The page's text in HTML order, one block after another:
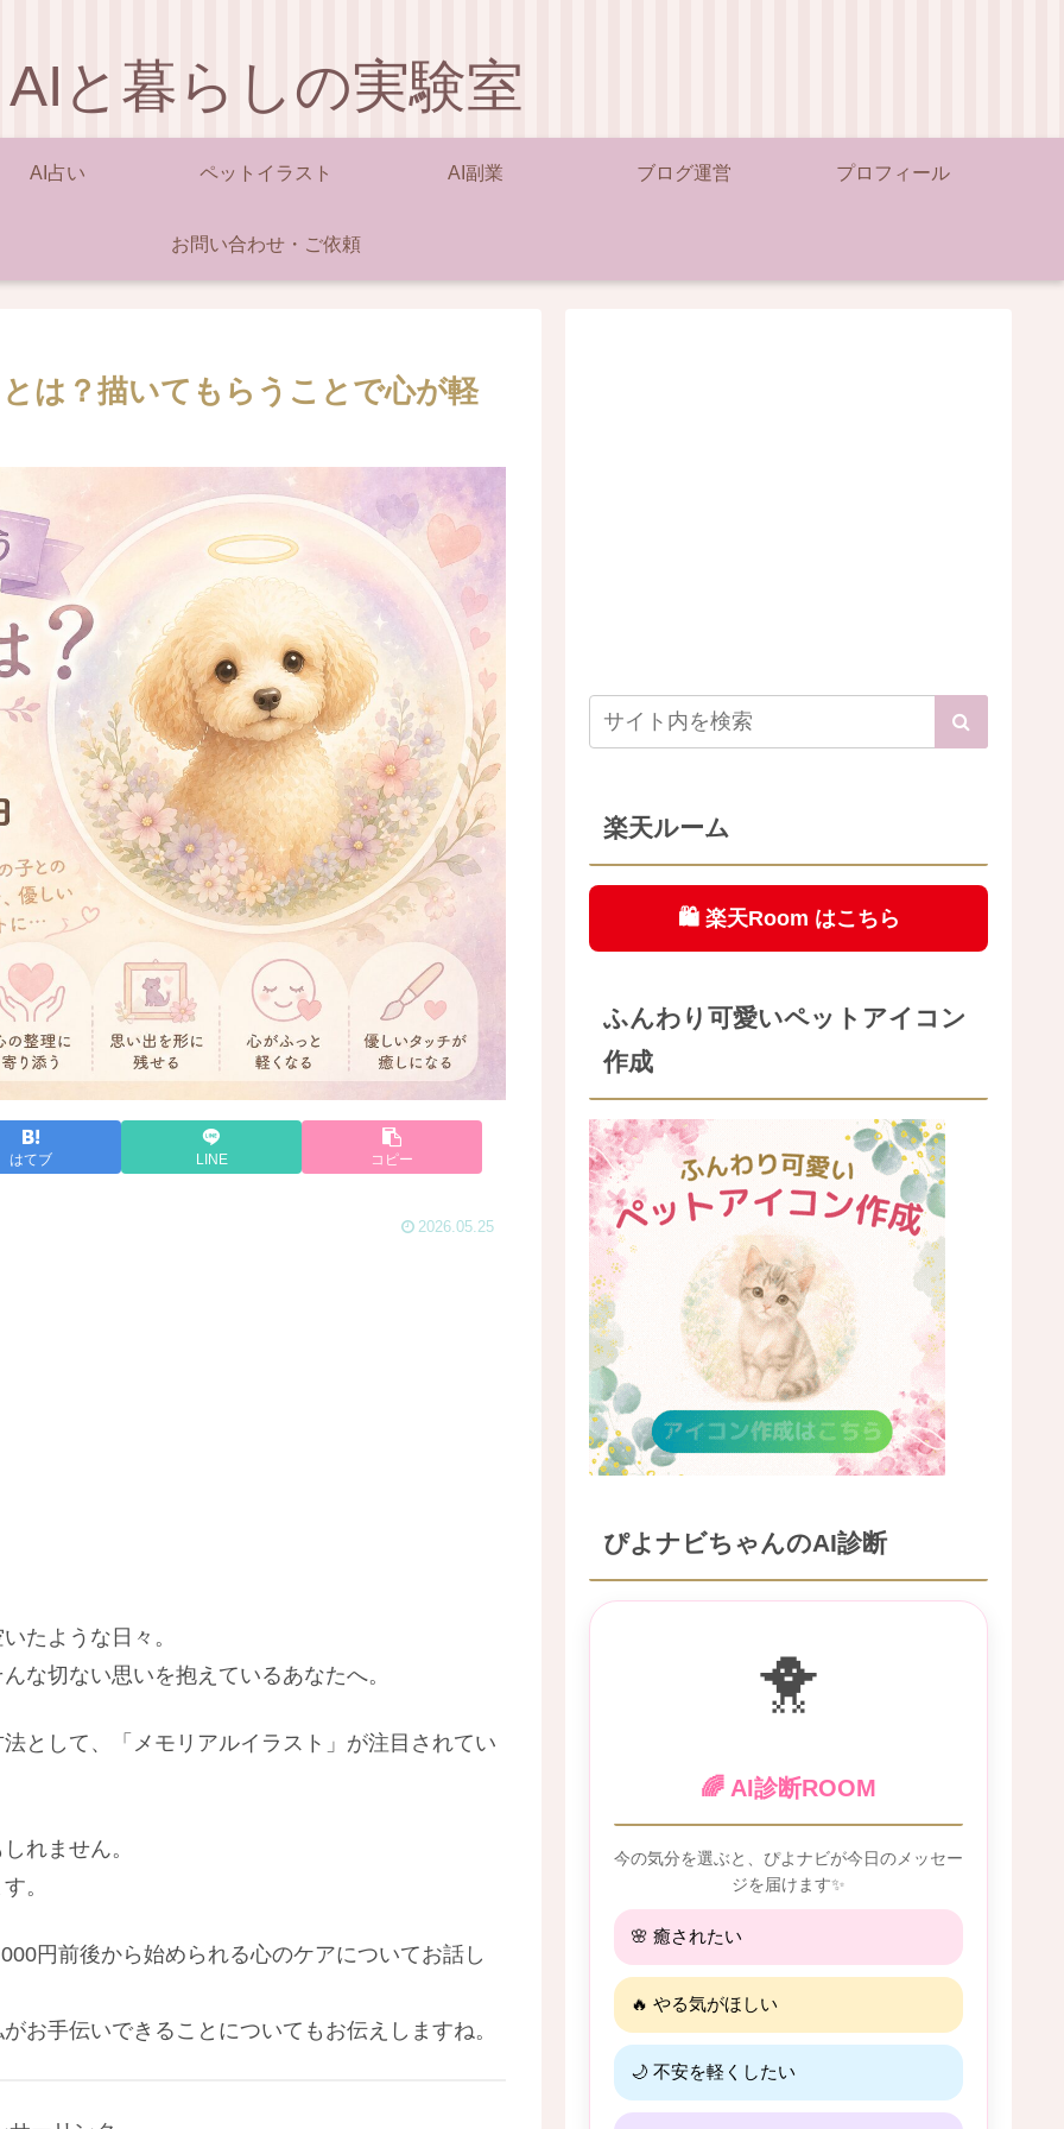
AIと暮らしの実験室
AI占い ペットイラスト AI副業 ブログ運営 プロフィール
お問い合わせ・ご依頼
は？描いてもらうことで心が軽
はてブ LINE コピー
2026.05.25
たような日々。
切ない思いを抱えているあなたへ。
として、「メモリアルイラスト」が注目されてい
れません。
。
円前後から始められる心のケアについてお話し
お手伝いできることについてもお伝えしますね。
楽天ルーム
🛍️ 楽天Room はこちら
ふんわり可愛いペットアイコン
作成
ぴよナビちゃんのAI診断
🐥
🌈 AI診断ROOM
今の気分を選ぶと、ぴよナビが今日のメッセー
ジを届けます✨
🌸 癒されたい
🔥 やる気がほしい
🌙 不安を軽くしたい